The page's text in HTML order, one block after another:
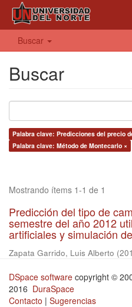
Buscar
Buscar
Palabra clave: Predicciones del precio
Palabra clave: Método de Montecarlo ×
Mostrando ítems 1-1 de 1
Predicción del tipo de
semestre del año 2012
artificiales y simulación
Zapata Garrido, Luis Alberto (
DSpace software copyright ©
2016 DuraSpace
Contacto | Sugerencias